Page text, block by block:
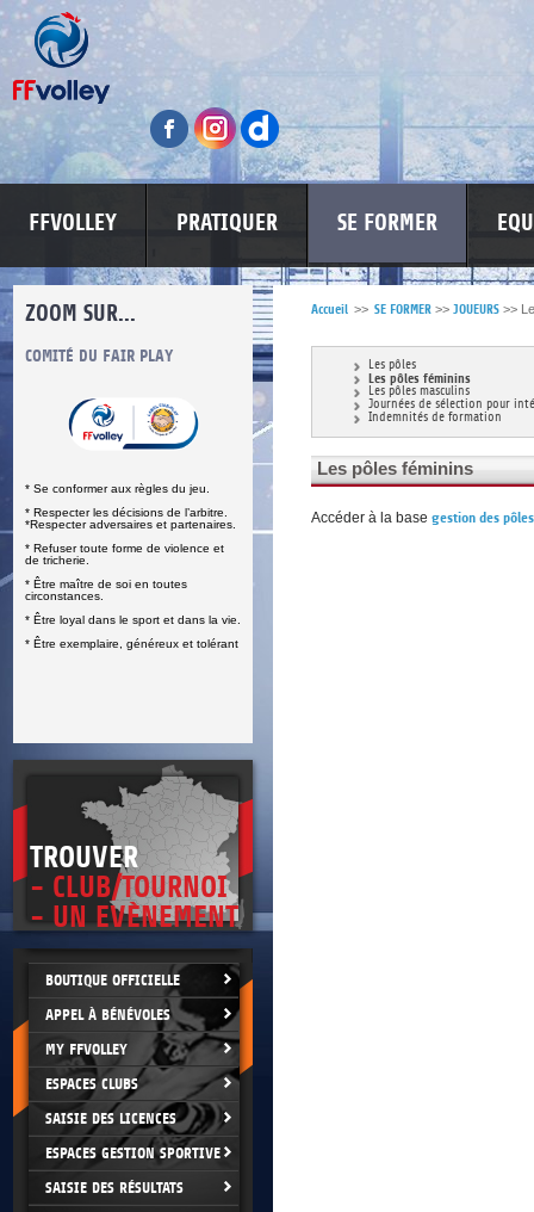
FFVOLLEY PRATIQUER SE FORMER
ZOOM SUR...
COMITÉ DU FAIR PLAY
* Se conformer aux règles du jeu.
* Respecter les décisions de l’arbitre.
*Respecter adversaires et partenaires.
* Refuser toute forme de violence et
de tricherie.
* Être maître de soi en toutes
circonstances.
* Être loyal dans le sport et dans la vie.
* Être exemplaire, généreux et tolérant
LUTTE CONTRE LES VIOLENCES
TROUVER
- CLUB/TOURNOI
- UN EVÈNEMENT
BOUTIQUE OFFICIELLE
APPEL À BÉNÉVOLES
MY FFVOLLEY
ESPACES CLUBS
SAISIE DES LICENCES
ESPACES GESTION SPORTIVE
SAISIE DES RÉSULTATS
Accueil >> SE FORMER >> JOUEURS >>
Les pôles
Les pôles féminins
Les pôles masculins
Journées de sélection pour
Indemnités de formation
Les pôles féminins
Accéder à la base gestion des pôles